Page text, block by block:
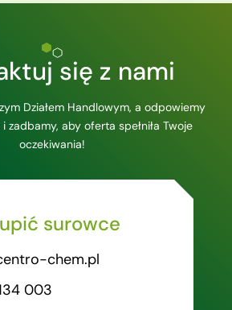
się z nami
Działem Handlowym, a odpowiemy
zadbamy, aby oferta spełniła Twoje
oczekiwania!
surowce
chem.pl
003